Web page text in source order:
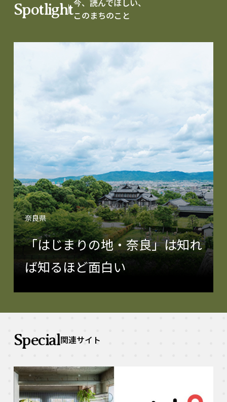
Spotlight今、読んでほしい、
このまちのこと
奈良県
「はじまりの地・奈良」は知れ
ば知るほど面白い
Special関連サイト